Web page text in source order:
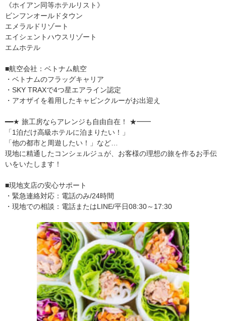
《ホイアン同等ホテルリスト》
ビンフンオールドタウン
エメラルドリゾート
エイシェントハウスリゾート
エムホテル
■航空会社：ベトナム航空
・ベトナムのフラッグキャリア
・SKY TRAXで4つ星エアライン認定
・アオザイを着用したキャビンクルーがお出迎え
━━★ 旅工房ならアレンジも自由自在！ ★━━
「1泊だけ高級ホテルに泊まりたい！」
「他の都市と周遊したい！」など…
現地に精通したコンシェルジュが、お客様の理想の旅を作るお手伝
いをいたします！
■現地支店の安心サポート
・緊急連絡対応：電話のみ/24時間
・現地での相談：電話またはLINE/平日08:30～17:30